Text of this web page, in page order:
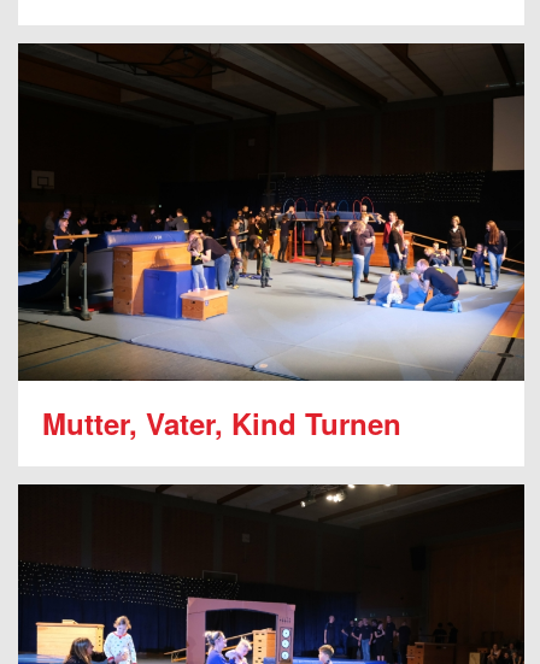
Mutter, Vater, Kind Turnen